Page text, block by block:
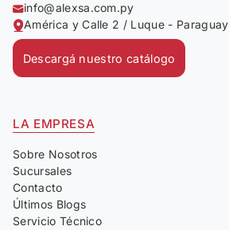
info@alexsa.com.py
América y Calle 2 / Luque - Paraguay
Descargá nuestro catálogo
LA EMPRESA
Sobre Nosotros
Sucursales
Contacto
Últimos Blogs
Servicio Técnico